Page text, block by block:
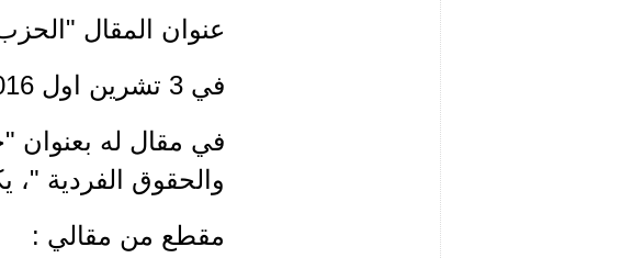
عنوان المقال
في 3 تشرين اول 2016
في مقال له بعنوان
والحقوق الفردية
مقطع من مقالي :